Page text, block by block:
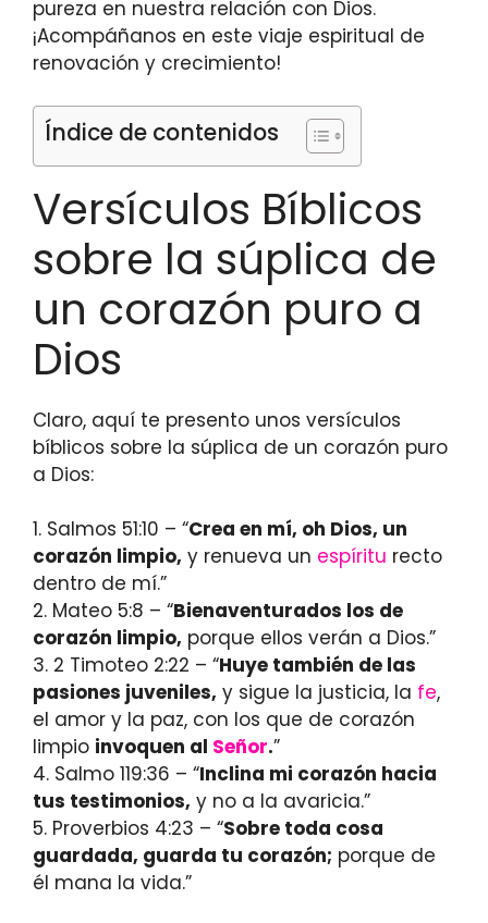
pureza en nuestra relación con Dios.
¡Acompáñanos en este viaje espiritual de
renovación y crecimiento!
Índice de contenidos
Versículos Bíblicos
sobre la súplica de
un corazón puro a
Dios
Claro, aquí te presento unos versículos
bíblicos sobre la súplica de un corazón puro
a Dios:
1. Salmos 51:10 – “Crea en mí, oh Dios, un
corazón limpio, y renueva un espíritu recto
dentro de mí.”
2. Mateo 5:8 – “Bienaventurados los de
corazón limpio, porque ellos verán a Dios.”
3. 2 Timoteo 2:22 – “Huye también de las
pasiones juveniles, y sigue la justicia, la fe,
el amor y la paz, con los que de corazón
limpio invoquen al Señor.”
4. Salmo 119:36 – “Inclina mi corazón hacia
tus testimonios, y no a la avaricia.”
5. Proverbios 4:23 – “Sobre toda cosa
guardada, guarda tu corazón; porque de
él mana la vida.”